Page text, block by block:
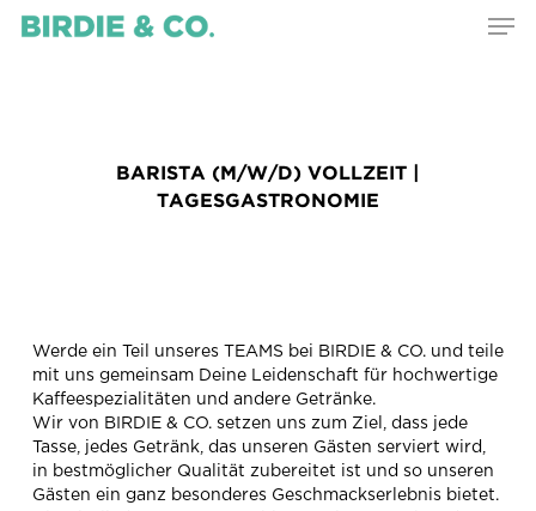
BARISTA (M/W/D) VOLLZEIT |
TAGESGASTRONOMIE
Werde ein Teil unseres TEAMS bei BIRDIE & CO. und teile
mit uns gemeinsam Deine Leidenschaft für hochwertige
Kaffeespezialitäten und andere Getränke.
Wir von BIRDIE & CO. setzen uns zum Ziel, dass jede
Tasse, jedes Getränk, das unseren Gästen serviert wird,
in bestmöglicher Qualität zubereitet ist und so unseren
Gästen ein ganz besonderes Geschmackserlebnis bietet.